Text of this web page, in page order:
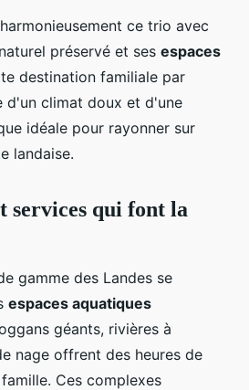
ce trio avec
préservé et ses espaces
destination familiale par
d'un climat doux et d'une
idéale pour rayonner sur
landaise.
services qui font la
gamme des Landes se
espaces aquatiques
géants, rivières à
nage offrent des heures de
Ces complexes